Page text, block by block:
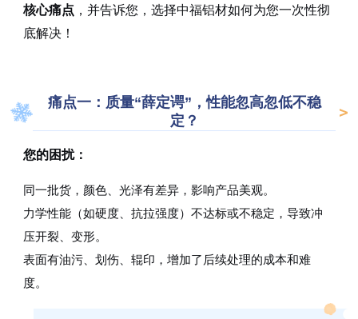
核心痛点 ，并告诉您，选择中福铝材如何为您一次性彻
底解决！
痛点一：质量“薛定谔”，性能忽高忽低不稳
定？
您的困扰：
同一批货，颜色、光泽有差异，影响产品美观。
力学性能（如硬度、抗拉强度）不达标或不稳定，导致冲
压开裂、变形。
表面有油污、划伤、辊印，增加了后续处理的成本和难
度。